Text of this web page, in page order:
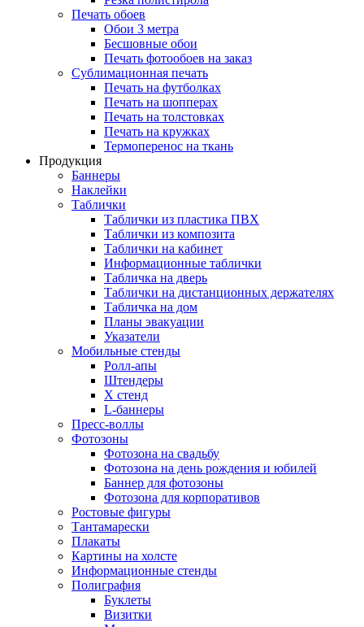
Печать обоев
Обои 3 метра
Бесшовные обои
Печать фотообоев на заказ
Сублимационная печать
Печать на футболках
Печать на шопперах
Печать на толстовках
Печать на кружках
Термоперенос на ткань
Продукция
Баннеры
Наклейки
Таблички
Таблички из пластика ПВХ
Таблички из композита
Таблички на кабинет
Информационные таблички
Табличка на дверь
Таблички на дистанционных держателях
Табличка на дом
Планы эвакуации
Указатели
Мобильные стенды
Ролл-апы
Штендеры
Х стенд
L-баннеры
Пресс-воллы
Фотозоны
Фотозона на свадьбу
Фотозона на день рождения и юбилей
Баннер для фотозоны
Фотозона для корпоративов
Ростовые фигуры
Тантамарески
Плакаты
Картины на холсте
Информационные стенды
Полиграфия
Буклеты
Визитки